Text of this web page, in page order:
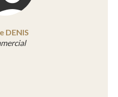
DENIS